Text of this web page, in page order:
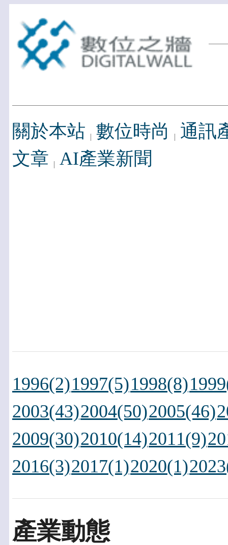
關於本站 數位時尚
通訊
文章 AI產業新聞
1996(2)1997(5)1998(8)
2003(43)2004(50)2005(46)
2009(30)2010(14)2011(9)
2016(3)2017(1)2020(1)
產業動態